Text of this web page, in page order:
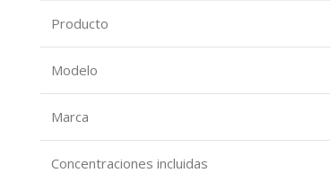
Producto
Modelo
Marca
Concentraciones incluidas